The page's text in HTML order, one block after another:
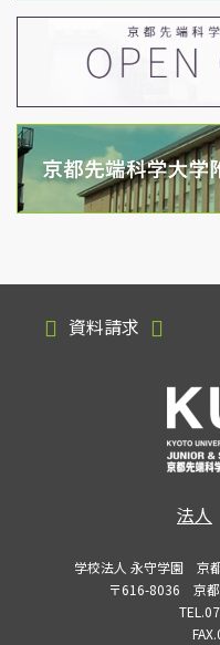
資料請求
法人
学校法人 永守学園 京
〒616-8036 京都